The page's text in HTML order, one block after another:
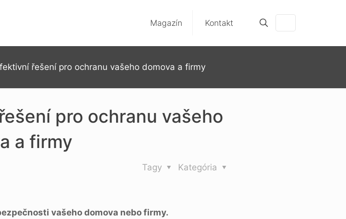
Magazín Kontakt
řešení pro ochranu vašeho domova a firmy
pro ochranu vašeho
a firmy
Kategória
Tagy
vašeho domova nebo firmy.